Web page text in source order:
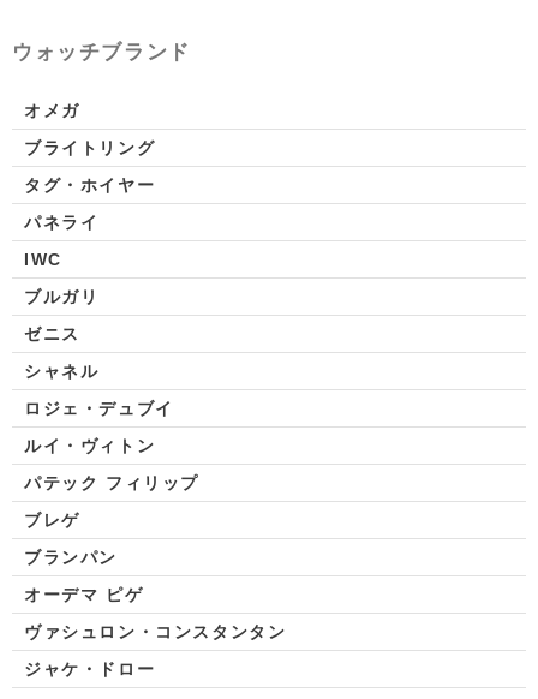
ウォッチブランド
オメガ
ブライトリング
タグ・ホイヤー
パネライ
IWC
ブルガリ
ゼニス
シャネル
ロジェ・デュブイ
ルイ・ヴィトン
パテック フィリップ
ブレゲ
ブランパン
オーデマ ピゲ
ヴァシュロン・コンスタンタン
ジャケ・ドロー